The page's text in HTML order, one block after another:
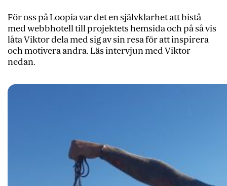
För oss på Loopia var det en självklarhet att bistå
med webbhotell till projektets hemsida och på så vis
låta Viktor dela med sig av sin resa för att inspirera
och motivera andra. Läs intervjun med Viktor
nedan.